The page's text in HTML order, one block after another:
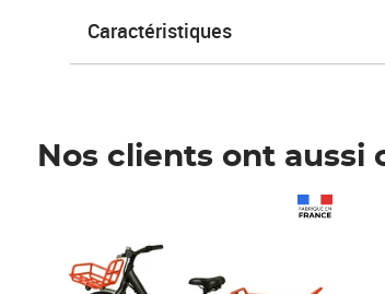
Caractéristiques
Nos clients ont aussi